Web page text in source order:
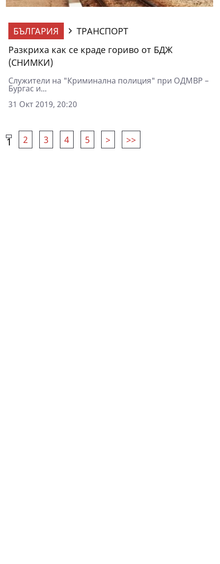
БЪЛГАРИЯ
ТРАНСПОРТ
Разкриха как се краде гориво от БДЖ
(СНИМКИ)
Служители на "Криминална полиция" при ОДМВР –
Бургас и...
31 Окт 2019, 20:20
1 2 3 4 5 > >>